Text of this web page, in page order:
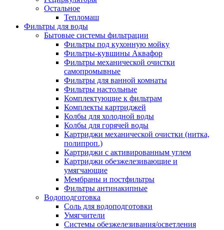
Остальное
Тепломаш
Фильтры для воды
Бытовые системы фильтрации
Фильтры под кухонную мойку
Фильтры-кувшины Аквафор
Фильтры механической очистки
самопромывные
Фильтры для ванной комнаты
Фильтры настольные
Комплектующие к фильтрам
Комплекты картриджей
Колбы для холодной воды
Колбы для горячей воды
Картриджи механической очистки (нитка,
полипроп.)
Картриджи с активированным углем
Картриджи обезжелезивающие и
умягчающие
Мембраны и постфильтры
Фильтры антинакипные
Водоподготовка
Соль для водоподготовки
Умягчители
Системы обезжелезивания/осветления